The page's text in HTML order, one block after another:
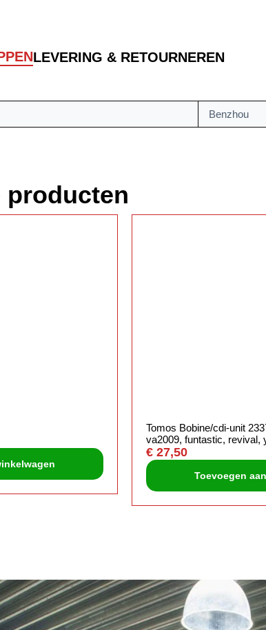
LEVERING & RETOURNEREN
Benzhou
producten
Tomos Bobine/cdi-unit
va2009, funtastic, revival,
€ 27,50
Toevoegen